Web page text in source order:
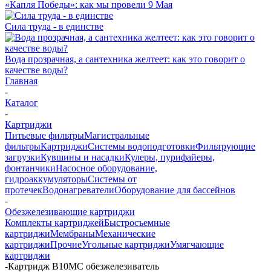
«Капля Победы»: как мы провели 9 Мая
Сила труда - в единстве
Вода прозрачная, а сантехника желтеет: как это говорит о
качестве воды?
Главная
-
Каталог
-
Картриджи
Питьевые фильтрыМагистральные
фильтрыКартриджиСистемы водоподготовкиФильтрующие
загрузкиКувшины и насадкиКулеры, пурифайеры,
фонтанчикиНасосное оборудование,
гидроаккумуляторыСистемы от
протечекВодонагревателиОборудование для бассейнов
-
Обезжелезивающие картриджи
Комплекты картриджейБыстросъемные
картриджиМембраныМеханические
картриджиПрочиеУгольные картриджиУмягчающие
картриджи
-Картридж В10МС обезжелезиватель